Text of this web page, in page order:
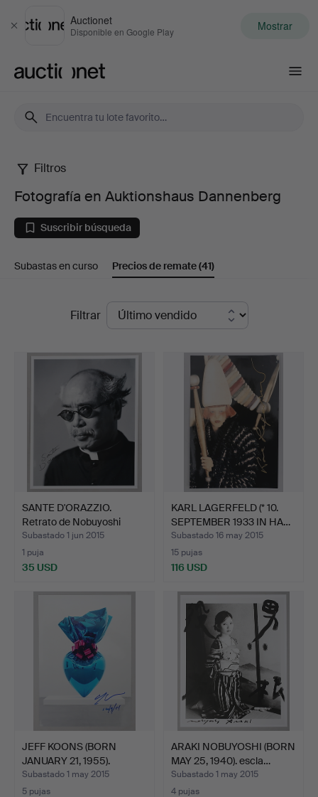
Cerrar
Auctionet
Disponible en Google Play Mostrar
Fotografía
en
Auktionshaus
Dannenberg
Filtros
Fotografía en Auktionshaus Dannenberg
Suscribir búsqueda
Subastas en curso Precios de remate(41)
remate
Filtrar
SANTE D'ORAZZIO.
Retrato de Nobuyoshi
Arak…
Subastado 1 jun 2015
1 puja
35 USD
KARL LAGERFELD (* 10.
SEPTEMBER 1933 IN HA…
Subastado 16 may 2015
15 pujas
116 USD
JEFF KOONS (BORN
JANUARY 21, 1955).
Sagrad…
Subastado 1 may 2015
5 pujas
ARAKI NOBUYOSHI (BORN
MAY 25, 1940). escla…
Subastado 1 may 2015
4 pujas